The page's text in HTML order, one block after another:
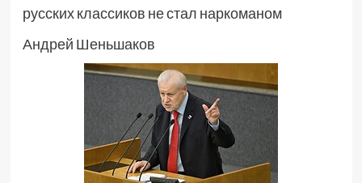
русских классиков не стал наркоманом
Андрей Шеньшаков